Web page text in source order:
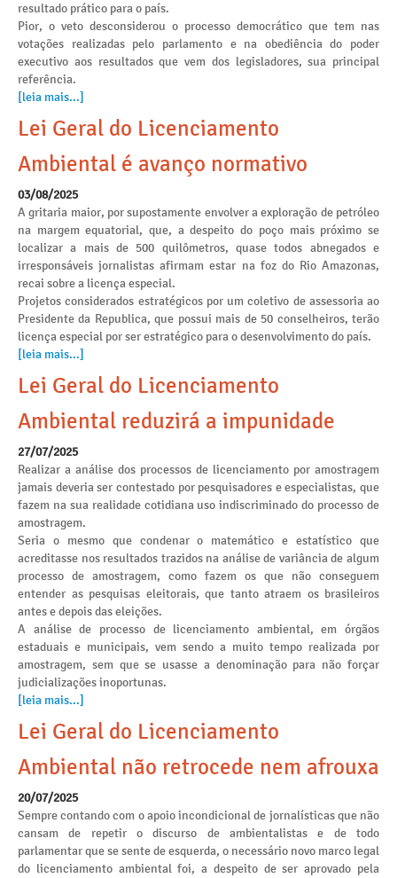
resultado prático para o país.
Pior, o veto desconsiderou o processo democrático que tem nas
votações realizadas pelo parlamento e na obediência do poder
executivo aos resultados que vem dos legisladores, sua principal
referência.
[leia mais...]
Lei Geral do Licenciamento
Ambiental é avanço normativo
03/08/2025
A gritaria maior, por supostamente envolver a exploração de petróleo
na margem equatorial, que, a despeito do poço mais próximo se
localizar a mais de 500 quilômetros, quase todos abnegados e
irresponsáveis jornalistas afirmam estar na foz do Rio Amazonas,
recai sobre a licença especial.
Projetos considerados estratégicos por um coletivo de assessoria ao
Presidente da Republica, que possui mais de 50 conselheiros, terão
licença especial por ser estratégico para o desenvolvimento do país.
[leia mais...]
Lei Geral do Licenciamento
Ambiental reduzirá a impunidade
27/07/2025
Realizar a análise dos processos de licenciamento por amostragem
jamais deveria ser contestado por pesquisadores e especialistas, que
fazem na sua realidade cotidiana uso indiscriminado do processo de
amostragem.
Seria o mesmo que condenar o matemático e estatístico que
acreditasse nos resultados trazidos na análise de variância de algum
processo de amostragem, como fazem os que não conseguem
entender as pesquisas eleitorais, que tanto atraem os brasileiros
antes e depois das eleições.
A análise de processo de licenciamento ambiental, em órgãos
estaduais e municipais, vem sendo a muito tempo realizada por
amostragem, sem que se usasse a denominação para não forçar
judicializações inoportunas.
[leia mais...]
Lei Geral do Licenciamento
Ambiental não retrocede nem afrouxa
20/07/2025
Sempre contando com o apoio incondicional de jornalísticas que não
cansam de repetir o discurso de ambientalistas e de todo
parlamentar que se sente de esquerda, o necessário novo marco legal
do licenciamento ambiental foi, a despeito de ser aprovado pela